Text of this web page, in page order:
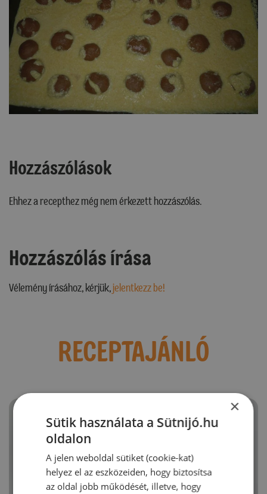
Hozzászólások
Ehhez a recepthez még nem érkezett hozzászólás.
Hozzászólás írása
Vélemény írásához, kérjük,jelentkezz be!
RECEPTAJÁNLÓ
×
Sütik használata a Sütnijó.hu
oldalon
A jelen weboldal sütiket (cookie-kat)
helyez el az eszközeiden, hogy biztosítsa
az oldal jobb működését, illetve, hogy